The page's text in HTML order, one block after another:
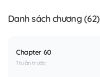
Danh sách chương (62)
Chapter 60
1 tuần trước